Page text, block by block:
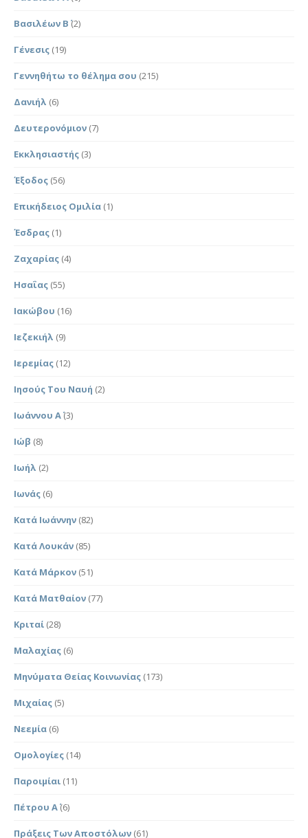
Βασιλέων Β΄ (2)
Γένεσις (19)
Γεννηθήτω το θέλημα σου (215)
Δανιήλ (6)
Δευτερονόμιον (7)
Εκκλησιαστής (3)
Έξοδος (56)
Επικήδειος Ομιλία (1)
Έσδρας (1)
Ζαχαρίας (4)
Ησαΐας (55)
Ιακώβου (16)
Ιεζεκιήλ (9)
Ιερεμίας (12)
Ιησούς Του Ναυή (2)
Ιωάννου Α΄(3)
Ιώβ (8)
Ιωήλ (2)
Ιωνάς (6)
Κατά Ιωάννην (82)
Κατά Λουκάν (85)
Κατά Μάρκον (51)
Κατά Ματθαίον (77)
Κριταί (28)
Μαλαχίας (6)
Μηνύματα Θείας Κοινωνίας (173)
Μιχαίας (5)
Νεεμία (6)
Ομολογίες (14)
Παροιμίαι (11)
Πέτρου Α΄(6)
Πράξεις Των Αποστόλων (61)